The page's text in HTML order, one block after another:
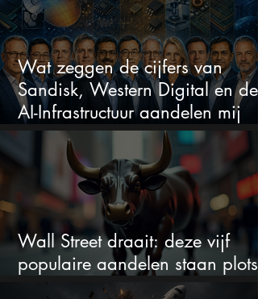
Wat zeggen de cijfers van
Sandisk, Western Digital en de
AI-Infrastructuur aandelen mij
werkelijk
Wall Street draait: deze vijf
populaire aandelen staan plots
onder spanning